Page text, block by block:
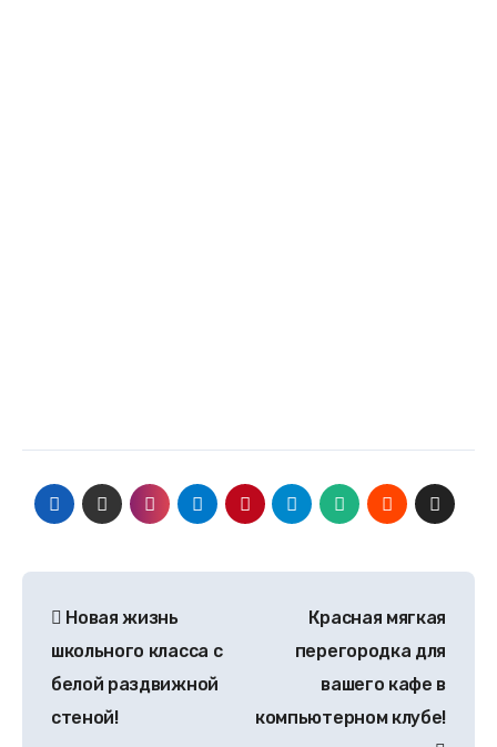
Новая жизнь
школьного класса с
белой раздвижной
стеной!
Красная мягкая
перегородка для
вашего кафе в
компьютерном клубе!